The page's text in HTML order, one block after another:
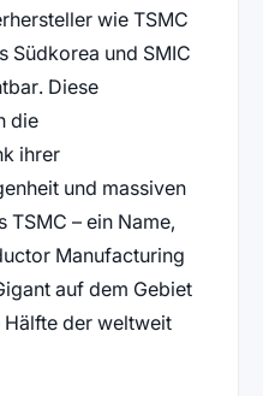
wie TSMC
Südkorea und SMIC
Diese
die
ihrer
und massiven
TSMC – ein Name,
Manufacturing
auf dem Gebiet
der weltweit